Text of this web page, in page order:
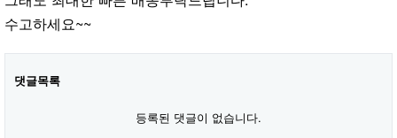
수고하세요~~
댓글목록
등록된 댓글이 없습니다.